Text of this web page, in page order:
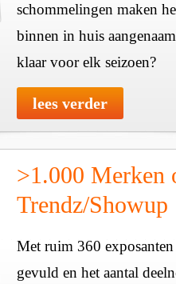
schommelingen maken
binnen in huis
klaar voor elk seizoen?
lees verder
>1.000 Merken
Trendz/Showup
Met ruim 360
gevuld en het aantal